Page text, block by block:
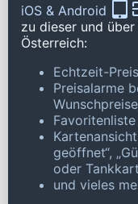
iOS & Android
zu dieser und
Österreich:
Echtzeit-
Preisalarme
geöffnet“,
oder
und vieles